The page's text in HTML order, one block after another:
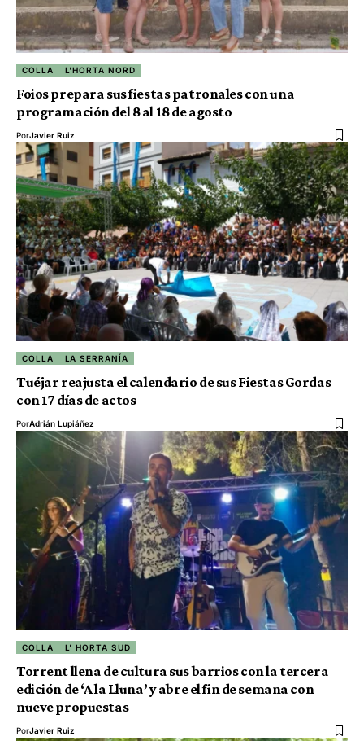
COLLA L'HORTA NORD
Foios prepara sus fiestas patronales con una
programación del 8 al 18 de agosto
PorJavier Ruiz
COLLA LA SERRANÍA
Tuéjar reajusta el calendario de sus Fiestas Gordas
con 17 días de actos
PorAdrián Lupiáñez
COLLA L' HORTA SUD
Torrent llena de cultura sus barrios con la tercera
edición de ‘A la Lluna’ y abre el fin de semana con
nueve propuestas
PorJavier Ruiz